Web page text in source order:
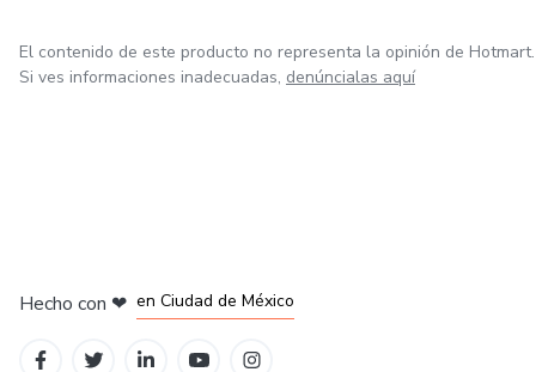
El contenido de este producto no representa la opinión de Hotmart.
Si ves informaciones inadecuadas, denúncialas aquí
Hecho con ❤ en Ciudad de México